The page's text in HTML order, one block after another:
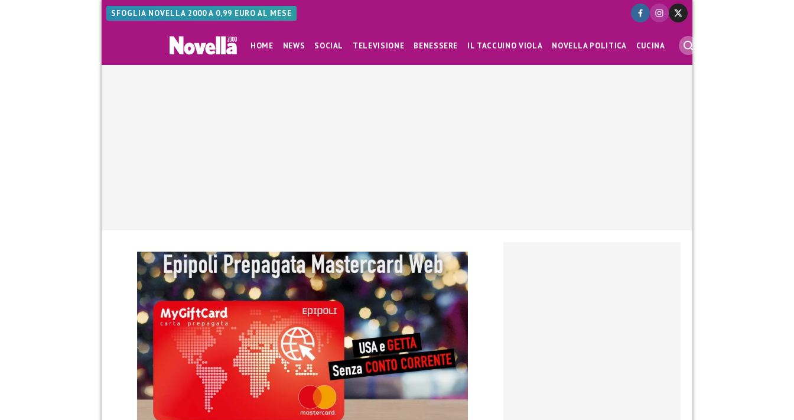
SFOGLIA NOVELLA 2000 A 0,99 EURO AL MESE
HOME NEWS SOCIAL TELEVISIONE BENESSERE IL TACCUINO VIOLA NOVELLA POLITICA CUCINA